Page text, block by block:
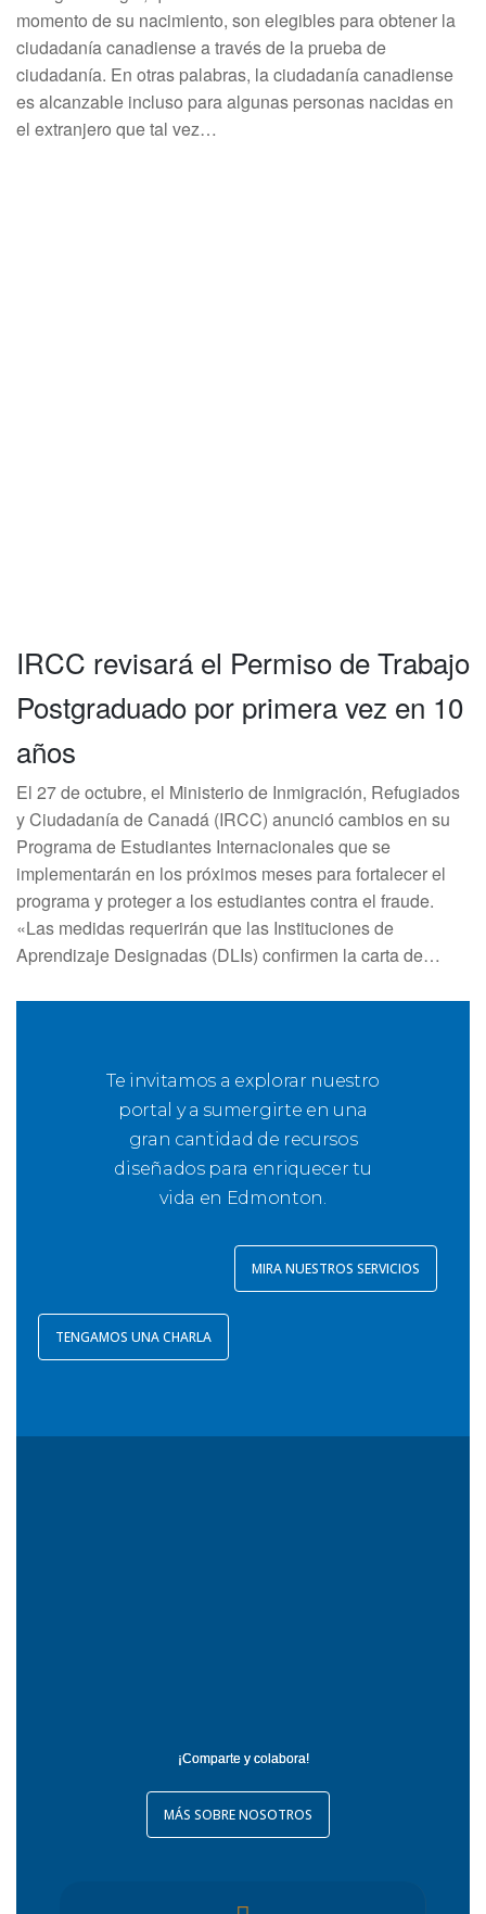
momento de su nacimiento, son elegibles para obtener la
ciudadanía canadiense a través de la prueba de
ciudadanía. En otras palabras, la ciudadanía canadiense
es alcanzable incluso para algunas personas nacidas en
el extranjero que tal vez…
IRCC revisará el Permiso de Trabajo
Postgraduado por primera vez en 10
años
El 27 de octubre, el Ministerio de Inmigración, Refugiados
y Ciudadanía de Canadá (IRCC) anunció cambios en su
Programa de Estudiantes Internacionales que se
implementarán en los próximos meses para fortalecer el
programa y proteger a los estudiantes contra el fraude.
«Las medidas requerirán que las Instituciones de
Aprendizaje Designadas (DLIs) confirmen la carta de…
Te invitamos a explorar nuestro
portal y a sumergirte en una
gran cantidad de recursos
diseñados para enriquecer tu
vida en Edmonton.
MIRA NUESTROS SERVICIOS
TENGAMOS UNA CHARLA
¡Comparte y colabora!
MÁS SOBRE NOSOTROS